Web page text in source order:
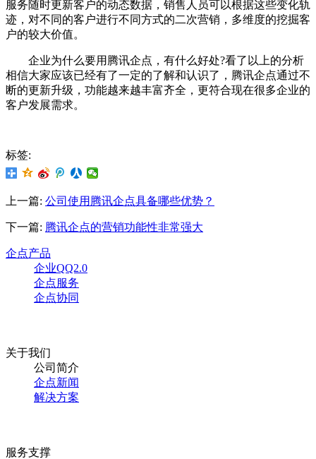
服务随时更新客户的动态数据，销售人员可以根据这些变化轨
迹，对不同的客户进行不同方式的二次营销，多维度的挖掘客
户的较大价值。
企业为什么要用腾讯企点，有什么好处?看了以上的分析
相信大家应该已经有了一定的了解和认识了，腾讯企点通过不
断的更新升级，功能越来越丰富齐全，更符合现在很多企业的
客户发展需求。
标签:
上一篇: 公司使用腾讯企点具备哪些优势？
下一篇: 腾讯企点的营销功能性非常强大
企点产品
企业QQ2.0
企点服务
企点协同
关于我们
公司简介
企点新闻
解决方案
服务支撑